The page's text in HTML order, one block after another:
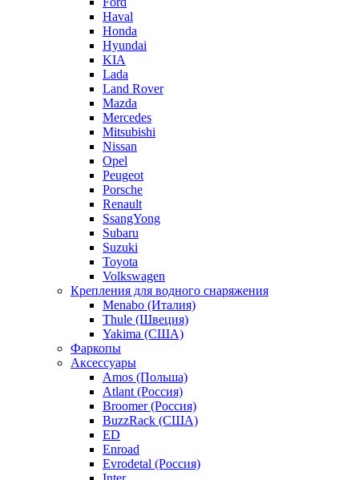
Haval
Honda
Hyundai
KIA
Lada
Land Rover
Mazda
Mercedes
Mitsubishi
Nissan
Opel
Peugeot
Porsche
Renault
SsangYong
Subaru
Suzuki
Toyota
Volkswagen
Крепления для водного снаряжения
Menabo (Италия)
Thule (Швеция)
Yakima (США)
Фаркопы
Аксессуары
Amos (Польша)
Atlant (Россия)
Broomer (Россия)
BuzzRack (США)
ED
Enroad
Evrodetal (Россия)